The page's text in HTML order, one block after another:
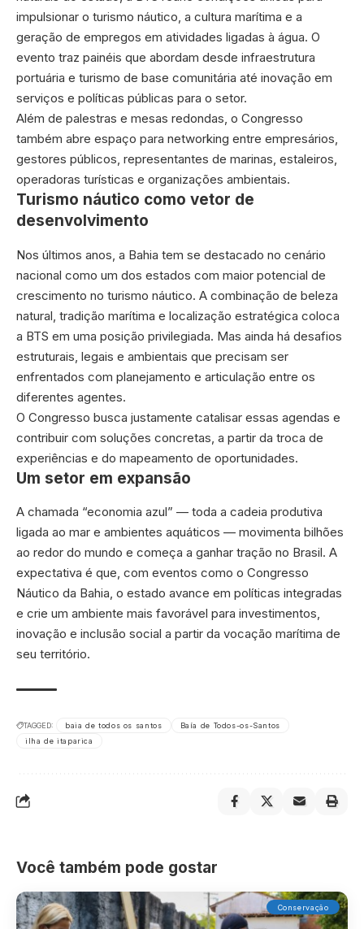
impulsionar o turismo náutico, a cultura marítima e a
geração de empregos em atividades ligadas à água. O
evento traz painéis que abordam desde infraestrutura
portuária e turismo de base comunitária até inovação em
serviços e políticas públicas para o setor.
Além de palestras e mesas redondas, o Congresso
também abre espaço para networking entre empresários,
gestores públicos, representantes de marinas, estaleiros,
operadoras turísticas e organizações ambientais.
Turismo náutico como vetor de
desenvolvimento
Nos últimos anos, a Bahia tem se destacado no cenário
nacional como um dos estados com maior potencial de
crescimento no turismo náutico. A combinação de beleza
natural, tradição marítima e localização estratégica coloca
a BTS em uma posição privilegiada. Mas ainda há desafios
estruturais, legais e ambientais que precisam ser
enfrentados com planejamento e articulação entre os
diferentes agentes.
O Congresso busca justamente catalisar essas agendas e
contribuir com soluções concretas, a partir da troca de
experiências e do mapeamento de oportunidades.
Um setor em expansão
A chamada “economia azul” — toda a cadeia produtiva
ligada ao mar e ambientes aquáticos — movimenta bilhões
ao redor do mundo e começa a ganhar tração no Brasil. A
expectativa é que, com eventos como o Congresso
Náutico da Bahia, o estado avance em políticas integradas
e crie um ambiente mais favorável para investimentos,
inovação e inclusão social a partir da vocação marítima de
seu território.
TAGGED: baia de todos os santos
Baía de Todos-os-Santos
ilha de itaparica
Você também pode gostar
Conservação